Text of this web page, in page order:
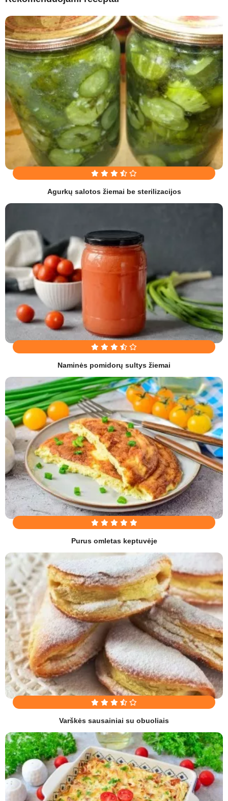
Agurkų salotos žiemai be sterilizacijos
Naminės pomidorų sultys žiemai
Purus omletas keptuvėje
Varškės sausainiai su obuoliais